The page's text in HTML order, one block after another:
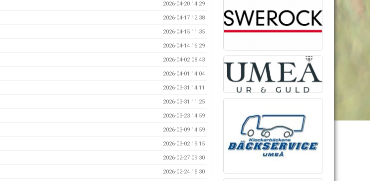
2026-04-20 14:29
2026-04-17 12:38
2026-04-15 11:35
2026-04-14 16:29
2026-04-02 08:43
2026-04-01 14:04
2026-03-31 14:11
2026-03-31 11:25
2026-03-23 14:59
2026-03-09 14:59
2026-03-02 19:15
2026-02-27 09:30
2026-02-24 15:30